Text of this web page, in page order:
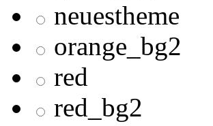
neuestheme
orange_bg2
red
red_bg2